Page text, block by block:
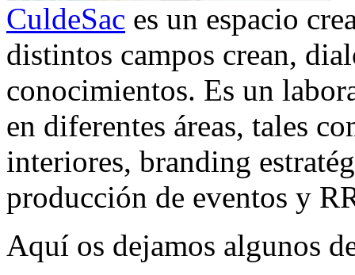
CuldeSac es un espacio
distintos campos crean,
conocimientos. Es un
en diferentes áreas, tales
interiores, branding
producción de eventos y
Aquí os dejamos algunos